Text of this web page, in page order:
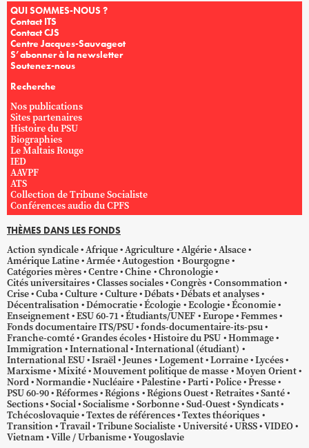
QUI SOMMES-NOUS ?
Contact ITS
Contact CJS
Centre Jacques-Sauvageot
S’abonner à la newsletter
Soutenez-nous
Recherche
Nos publications
Sites partenaires
Histoire du PSU
Biographies
Le Maltais Rouge
IED
AAVPF
ATS
Collection de Tribune Socialiste
Conférences audio du CPFS
THÈMES DANS LES FONDS
Action syndicale Afrique Agriculture Algérie Alsace
Amérique Latine Armée Autogestion
Bourgogne
Catégories mères Centre Chine Chronologie
Cités universitaires Classes sociales Congrès Consommation
Crise Cuba Culture Culture Débats Débats et analyses
Décentralisation Démocratie Écologie Ecologie Économie
Enseignement ESU 60-71 Étudiants/UNEF Europe Femmes
Fonds documentaire ITS/PSU fonds-documentaire-its-psu
Franche-comté Grandes écoles Histoire du PSU Hommage
Immigration International International (étudiant)
International ESU Israël Jeunes Logement Lorraine Lycées
Marxisme Mixité Mouvement politique de masse Moyen Orient
Nord Normandie Nucléaire Palestine Parti Police Presse
PSU 60-90 Réformes Régions Régions Ouest Retraites Santé
Sections Social Socialisme Sorbonne Sud-Ouest Syndicats
Tchécoslovaquie Textes de références Textes théoriques
Transition Travail Tribune Socialiste Université URSS VIDEO
Vietnam Ville / Urbanisme Yougoslavie